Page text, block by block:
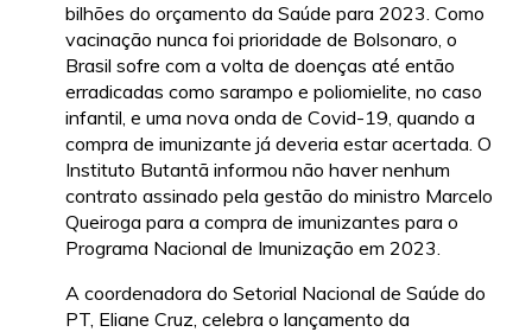
bilhões do orçamento da Saúde para 2023. Como
vacinação nunca foi prioridade de Bolsonaro, o
Brasil sofre com a volta de doenças até então
erradicadas como sarampo e poliomielite, no caso
infantil, e uma nova onda de Covid-19, quando a
compra de imunizante já deveria estar acertada. O
Instituto Butantã informou não haver nenhum
contrato assinado pela gestão do ministro Marcelo
Queiroga para a compra de imunizantes para o
Programa Nacional de Imunização em 2023.
A coordenadora do Setorial Nacional de Saúde do
PT, Eliane Cruz, celebra o lançamento da